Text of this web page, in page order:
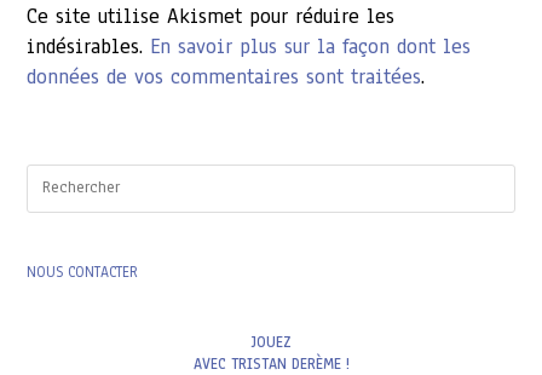
Ce site utilise Akismet pour réduire les
indésirables. En savoir plus sur la façon dont les
données de vos commentaires sont traitées.
NOUS CONTACTER
JOUEZ
AVEC TRISTAN DERÈME !